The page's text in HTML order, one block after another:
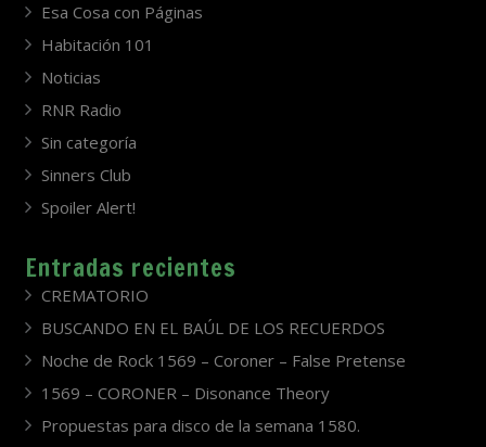
Esa Cosa con Páginas
Habitación 101
Noticias
RNR Radio
Sin categoría
Sinners Club
Spoiler Alert!
Entradas recientes
CREMATORIO
BUSCANDO EN EL BAÚL DE LOS RECUERDOS
Noche de Rock 1569 – Coroner – False Pretense
1569 – CORONER – Disonance Theory
Propuestas para disco de la semana 1580.